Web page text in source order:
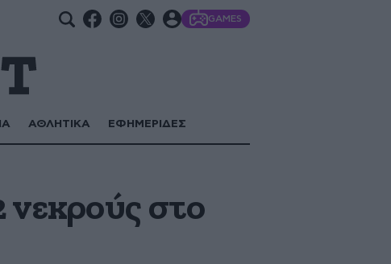
GAMES
ΑΘΛΗΤΙΚΑ ΕΦΗΜΕΡΙΔΕΣ
νεκρούς στο